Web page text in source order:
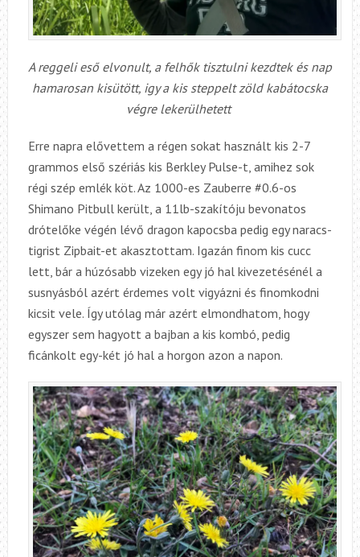
A reggeli eső elvonult, a felhők tisztulni kezdtek és nap
hamarosan kisütött, igy a kis steppelt zöld kabátocska
végre lekerülhetett
Erre napra elővettem a régen sokat használt kis 2-7
grammos első szériás kis Berkley Pulse-t, amihez sok
régi szép emlék köt. Az 1000-es Zauberre #0.6-os
Shimano Pitbull került, a 11lb-szakítóju bevonatos
drótelőke végén lévő dragon kapocsba pedig egy naracs-
tigrist Zipbait-et akasztottam. Igazán finom kis cucc
lett, bár a húzósabb vizeken egy jó hal kivezetésénél a
susnyásból azért érdemes volt vigyázni és finomkodni
kicsit vele. Így utólag már azért elmondhatom, hogy
egyszer sem hagyott a bajban a kis kombó, pedig
ficánkolt egy-két jó hal a horgon azon a napon.